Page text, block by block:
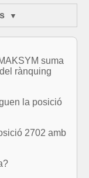
suma
rànquing
la posició
2702 amb